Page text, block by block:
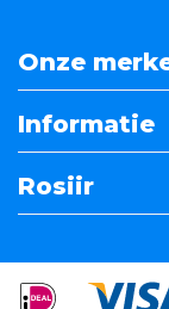
Onze
Informatie
Rosiir